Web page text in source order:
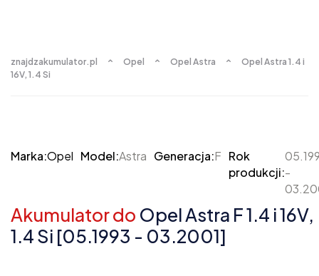
znajdzakumulator.pl Opel Opel Astra
Opel Astra 1.4 i
16V, 1.4 Si
Marka:Opel Model:Astra Generacja:F Rok
produkcji:-
Akumulator do Opel Astra F 1.4 i 16V,
1.4 Si [05.1993 - 03.2001]